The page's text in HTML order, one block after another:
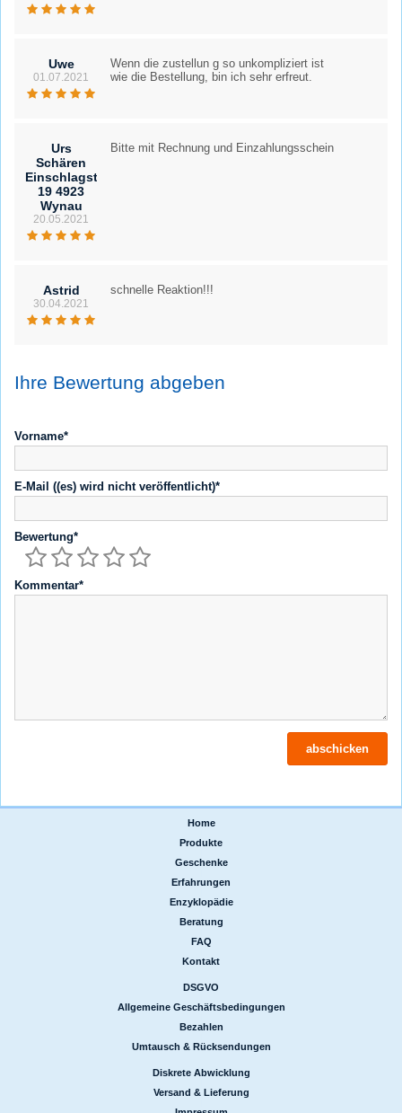
Uwe
01.07.2021
Wenn die zustellun g so unkompliziert ist
wie die Bestellung, bin ich sehr erfreut.
Urs
Schären
Einschlagstrasse
19 4923
Wynau
20.05.2021
Bitte mit Rechnung und Einzahlungsschein
Astrid
30.04.2021
schnelle Reaktion!!!
Ihre Bewertung abgeben
Vorname*
E-Mail ((es) wird nicht veröffentlicht)*
Bewertung*
Kommentar*
Home
Produkte
Geschenke
Erfahrungen
Enzyklopädie
Beratung
FAQ
Kontakt
DSGVO
Allgemeine Geschäftsbedingungen
Bezahlen
Umtausch & Rücksendungen
Diskrete Abwicklung
Versand & Lieferung